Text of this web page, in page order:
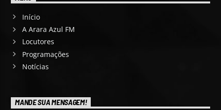
Início
A Arara Azul FM
Locutores
Programações
Notícias
MANDE SUA MENSAGEM!